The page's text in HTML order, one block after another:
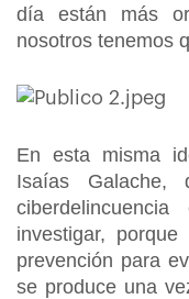
día están más
nosotros tenemos
En esta misma
Isaías Galache,
investigar,
prevención para
se produce una